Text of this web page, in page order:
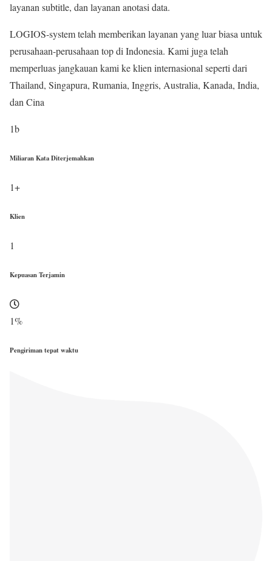
layanan subtitle, dan layanan anotasi data.
LOGIOS-system telah memberikan layanan yang luar biasa untuk
perusahaan-perusahaan top di Indonesia. Kami juga telah
memperluas jangkauan kami ke klien internasional seperti dari
Thailand, Singapura, Rumania, Inggris, Australia, Kanada, India,
dan Cina
1b
Miliaran Kata Diterjemahkan
1+
Klien
1
Kepuasan Terjamin
1%
Pengiriman tepat waktu